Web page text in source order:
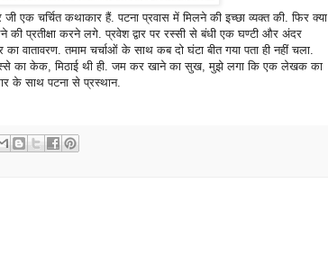
चर्चित कथाकार हैं. पटना प्रवास में मिलने की इच्छा व्यक्त की. फिर क्या
प्रतीक्षा करने लगे. प्रवेश द्वार पर रस्सी से बंधी एक घण्टी और अंदर
वातावरण. तमाम चर्चाओं के साथ कब दो घंटा बीत गया पता ही नहीं चला.
का केक, मिठाई थी ही. जम कर खाने का सुख, मुझे लगा कि एक लेखक का
के साथ पटना से प्रस्थान.